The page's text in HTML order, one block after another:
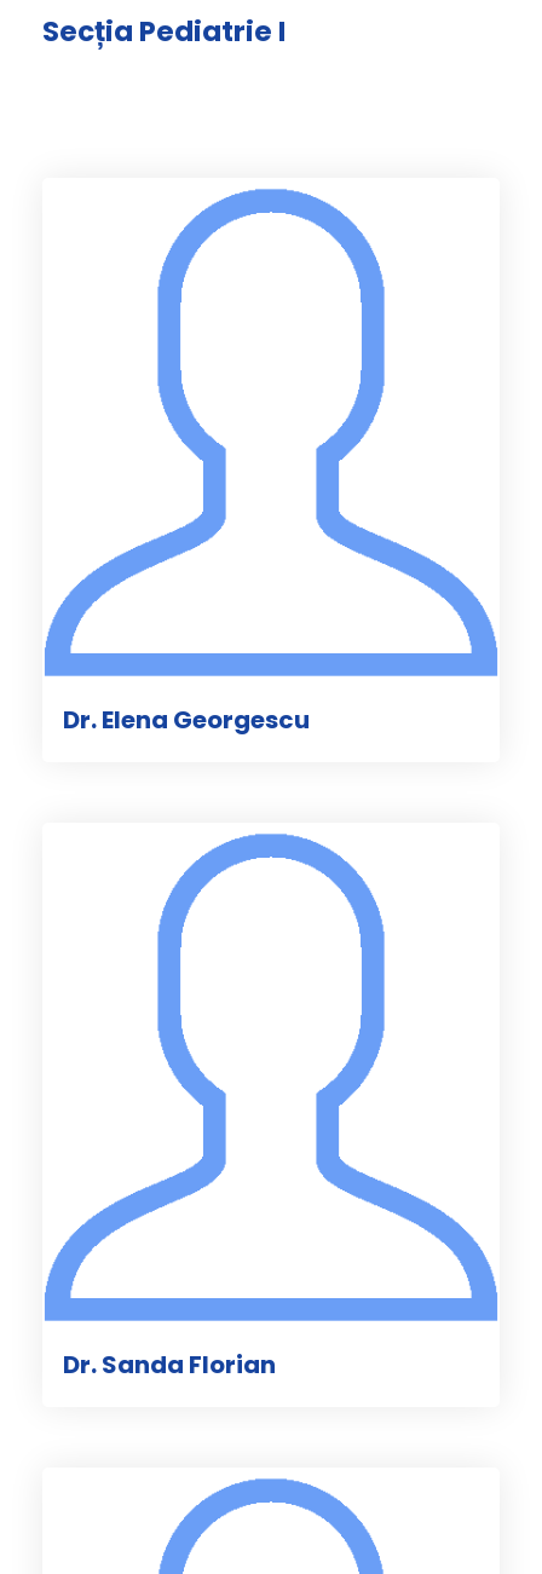
Secția Pediatrie I
Dr. Elena Georgescu
Dr. Sanda Florian